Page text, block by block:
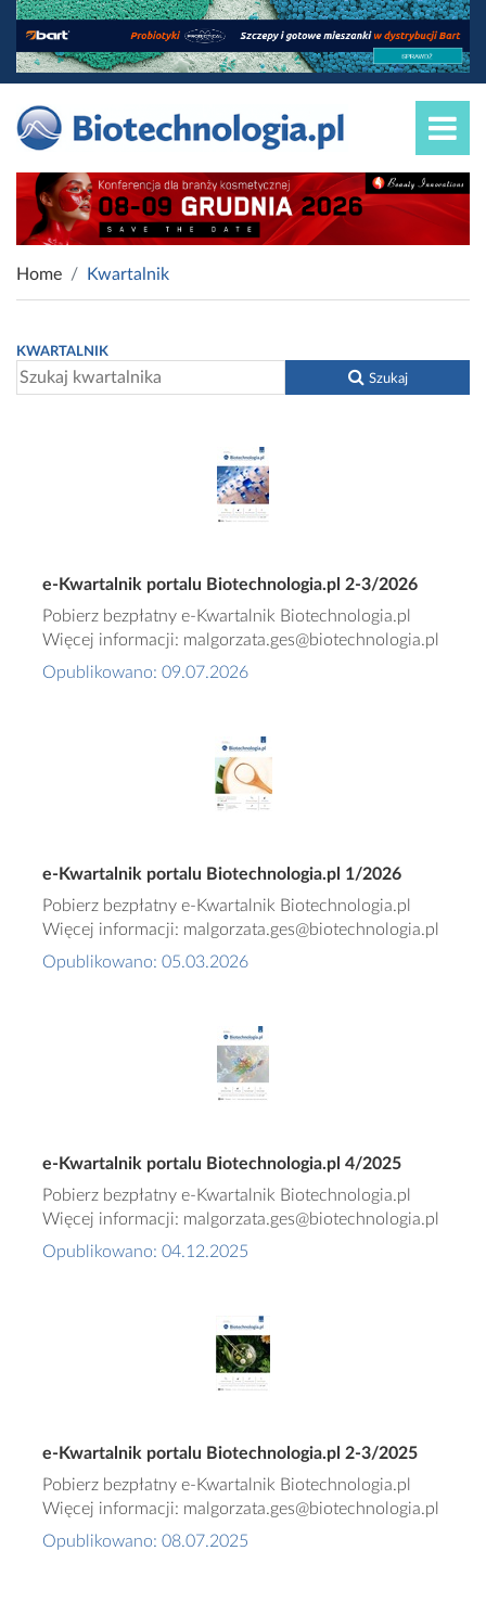
Home Kwartalnik
KWARTALNIK
Szukaj
e-Kwartalnik portalu Biotechnologia.pl 2-3/2026
Pobierz bezpłatny e-Kwartalnik Biotechnologia.pl
Więcej informacji: malgorzata.ges@biotechnologia.pl
Opublikowano: 09.07.2026
e-Kwartalnik portalu Biotechnologia.pl 1/2026
Pobierz bezpłatny e-Kwartalnik Biotechnologia.pl
Więcej informacji: malgorzata.ges@biotechnologia.pl
Opublikowano: 05.03.2026
e-Kwartalnik portalu Biotechnologia.pl 4/2025
Pobierz bezpłatny e-Kwartalnik Biotechnologia.pl
Więcej informacji: malgorzata.ges@biotechnologia.pl
Opublikowano: 04.12.2025
e-Kwartalnik portalu Biotechnologia.pl 2-3/2025
Pobierz bezpłatny e-Kwartalnik Biotechnologia.pl
Więcej informacji: malgorzata.ges@biotechnologia.pl
Opublikowano: 08.07.2025